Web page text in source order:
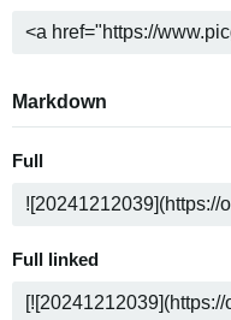
Markdown
Full
Full linked